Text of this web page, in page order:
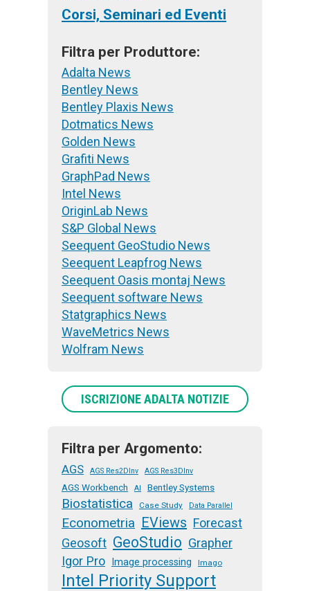
Corsi, Seminari ed Eventi
Filtra per Produttore:
Adalta News
Bentley News
Bentley Plaxis News
Dotmatics News
Golden News
Grafiti News
GraphPad News
Intel News
OriginLab News
S&P Global News
Seequent GeoStudio News
Seequent Leapfrog News
Seequent Oasis montaj News
Seequent software News
Statgraphics News
WaveMetrics News
Wolfram News
ISCRIZIONE ADALTA NOTIZIE
Filtra per Argomento:
AGS AGS Res2DInv AGS Res3DInv
AGS Workbench AI Bentley Systems
Biostatistica Case Study Data Parallel
Econometria EViews Forecast
Geosoft GeoStudio Grapher
Igor Pro
Image processing Imago
Intel Priority Support